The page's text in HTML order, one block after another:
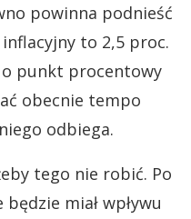
powinna podnieść
to 2,5 proc.
o punkt procentowy
obecnie tempo
odbiega.
tego nie robić. Po
miał wpływu